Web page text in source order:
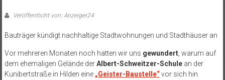
Veröffentlicht von: Anzeiger24
Bauträger kündigt nachhaltige Stadtwohnungen und Stadthäuser an
Vor mehreren Monaten noch hatten wir uns gewundert, warum auf
dem ehemaligen Gelände derAlbert-Schweitzer-Schulean der
Kunibertstraße in Hilden eine „Geister-Baustelle“vor sich hin